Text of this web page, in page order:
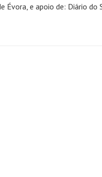
Évora, e apoio de: Diário do